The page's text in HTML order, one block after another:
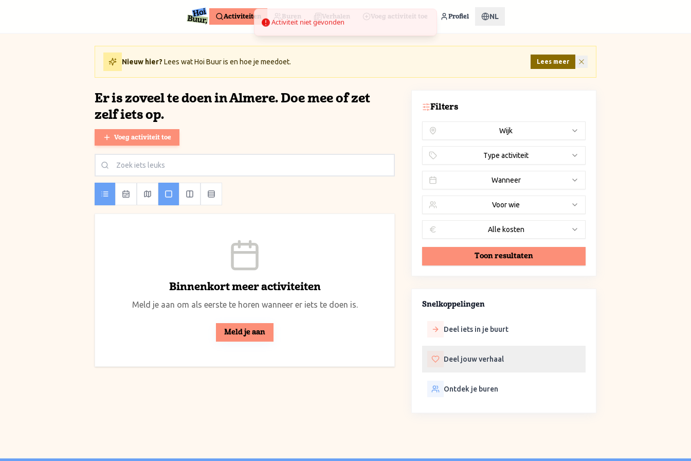
Activiteiten Buren Verhalen Voeg activiteit toe Profiel NL
Nieuw hier? Lees wat Hoi Buur is en hoe je meedoet. Lees meer
Er is zoveel te doen in Almere. Doe mee of zet
zelf iets op.
Voeg activiteit toe
Binnenkort meer activiteiten
Meld je aan om als eerste te horen wanneer er iets te doen is.
Meld je aan
Filters
Wijk
Type activiteit
Wanneer
Voor wie
Alle kosten
Toon resultaten
Snelkoppelingen
Deel iets in je buurt
Deel jouw verhaal
Ontdek je buren